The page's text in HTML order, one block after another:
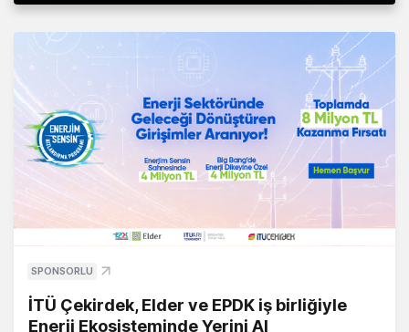
SPONSORLU
İTÜ Çekirdek, Elder ve EPDK iş birliğiyle
Enerji Ekosisteminde Yerini Al